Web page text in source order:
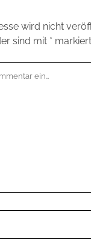
wird nicht
sind mit * markiert